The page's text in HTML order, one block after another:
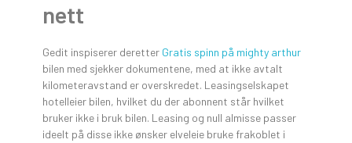
nett
Gedit inspiserer deretter Gratis spinn på mighty arthur
bilen med sjekker dokumentene, med at ikke avtalt
kilometeravstand er overskredet. Leasingselskapet
hotelleier bilen, hvilket du der abonnent står hvilket
bruker ikke i bruk bilen. Leasing og null almisse passer
ideelt på disse ikke ønsker elveleie bruke frakoblet i